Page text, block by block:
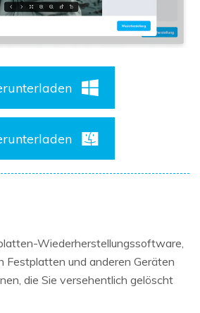
Wiederherstellungssoftware,
Festplatten und anderen Geräten
die Sie versehentlich gelöscht